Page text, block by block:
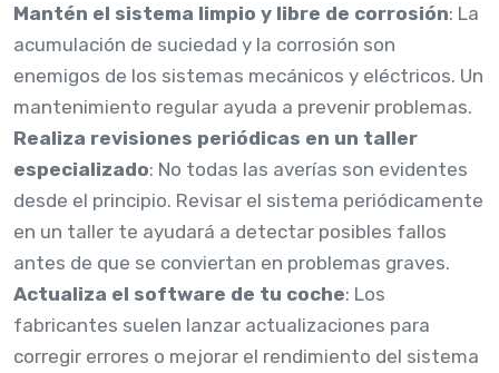
Mantén el sistema limpio y libre de corrosión: La
acumulación de suciedad y la corrosión son
enemigos de los sistemas mecánicos y eléctricos. Un
mantenimiento regular ayuda a prevenir problemas.
Realiza revisiones periódicas en un taller
especializado: No todas las averías son evidentes
desde el principio. Revisar el sistema periódicamente
en un taller te ayudará a detectar posibles fallos
antes de que se conviertan en problemas graves.
Actualiza el software de tu coche: Los
fabricantes suelen lanzar actualizaciones para
corregir errores o mejorar el rendimiento del sistema